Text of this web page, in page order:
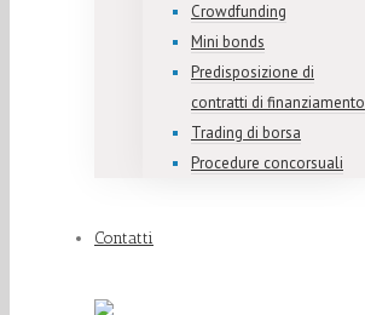
Crowdfunding
Mini bonds
Predisposizione di
contratti di finanziamento
Trading di borsa
Procedure concorsuali
Contatti